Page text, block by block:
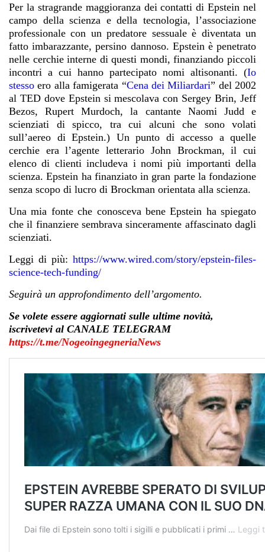
Per la stragrande maggioranza dei contatti di Epstein nel
campo della scienza e della tecnologia, l’associazione
professionale con un predatore sessuale è diventata un
fatto imbarazzante, persino dannoso. Epstein è penetrato
nelle cerchie interne di questi mondi, finanziando piccoli
incontri a cui hanno partecipato nomi altisonanti. (Io
stesso ero alla famigerata “Cena dei Miliardari” del 2002
al TED dove Epstein si mescolava con Sergey Brin, Jeff
Bezos, Rupert Murdoch, la cantante Naomi Judd e
scienziati di spicco, tra cui alcuni che sono volati
sull’aereo di Epstein.) Un punto di accesso a quelle
cerchie era l’agente letterario John Brockman, il cui
elenco di clienti includeva i nomi più importanti della
scienza. Epstein ha finanziato in gran parte la fondazione
senza scopo di lucro di Brockman orientata alla scienza.
Una mia fonte che conosceva bene Epstein ha spiegato
che il finanziere sembrava sinceramente affascinato dagli
scienziati.
Leggi di più: https://www.wired.com/story/epstein-files-
science-tech-funding/
Seguirà un approfondimento dell’argomento.
Se volete essere aggiornati sulle ultime novità,
iscrivetevi al CANALE TELEGRAM
https://t.me/NogeoingegneriaNews